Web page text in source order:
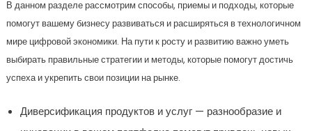
В данном разделе рассмотрим способы, приемы и подходы, которые
помогут вашему бизнесу развиваться и расширяться в технологичном
мире цифровой экономики. На пути к росту и развитию важно уметь
выбирать правильные стратегии и методы, которые помогут достичь
успеха и укрепить свои позиции на рынке.
Диверсификация продуктов и услуг — разнообразие и